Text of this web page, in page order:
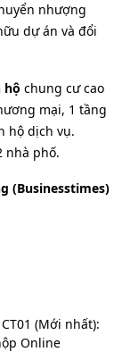
nhượng
dự án và đổi
hộ chung cư cao
mại, 1 tầng
hộ dịch vụ.
nhà phố.
(Businesstimes)
(Mới nhất):
Online